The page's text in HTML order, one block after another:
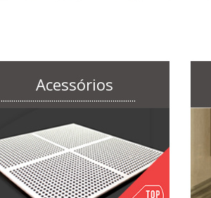
Acessórios
................................................................